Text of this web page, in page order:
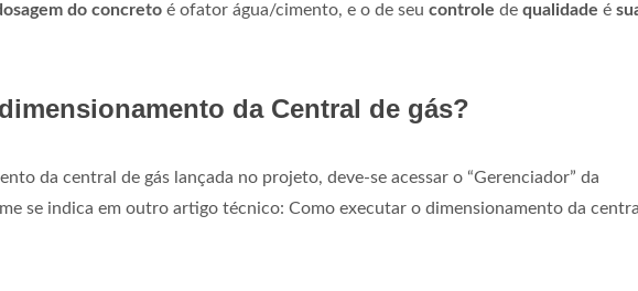
do concreto é ofator água/cimento, e o de seu controle de qualidade é
da Central de gás?
da central de gás lançada no projeto, deve-se acessar o “Gerenciador” da
se indica em outro artigo técnico: Como executar o dimensionamento da